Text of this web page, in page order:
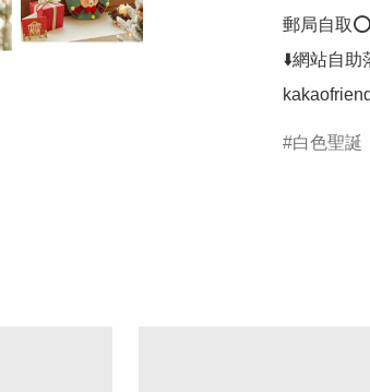
郵局自取⭕
⬇️網站自助
白色聖誕